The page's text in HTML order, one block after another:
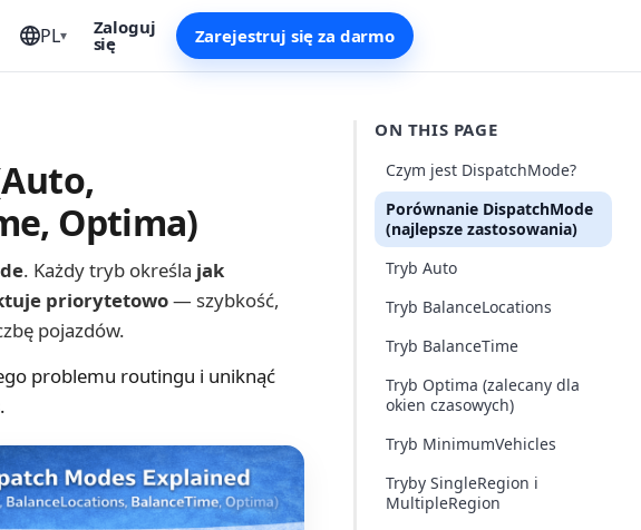
PL▾ Zaloguj
się Zarejestruj się za darmo
Optima)
. Każdy tryb określa jak
priorytetowo— szybkość,
pojazdów.
problemu routingu i uniknąć
.
ON THIS PAGE
Czym jest DispatchMode?
Porównanie DispatchMode
(najlepsze zastosowania)
Tryb Auto
Tryb BalanceLocations
Tryb BalanceTime
Tryb Optima (zalecany dla
okien czasowych)
Tryb MinimumVehicles
Tryby SingleRegion i
MultipleRegion